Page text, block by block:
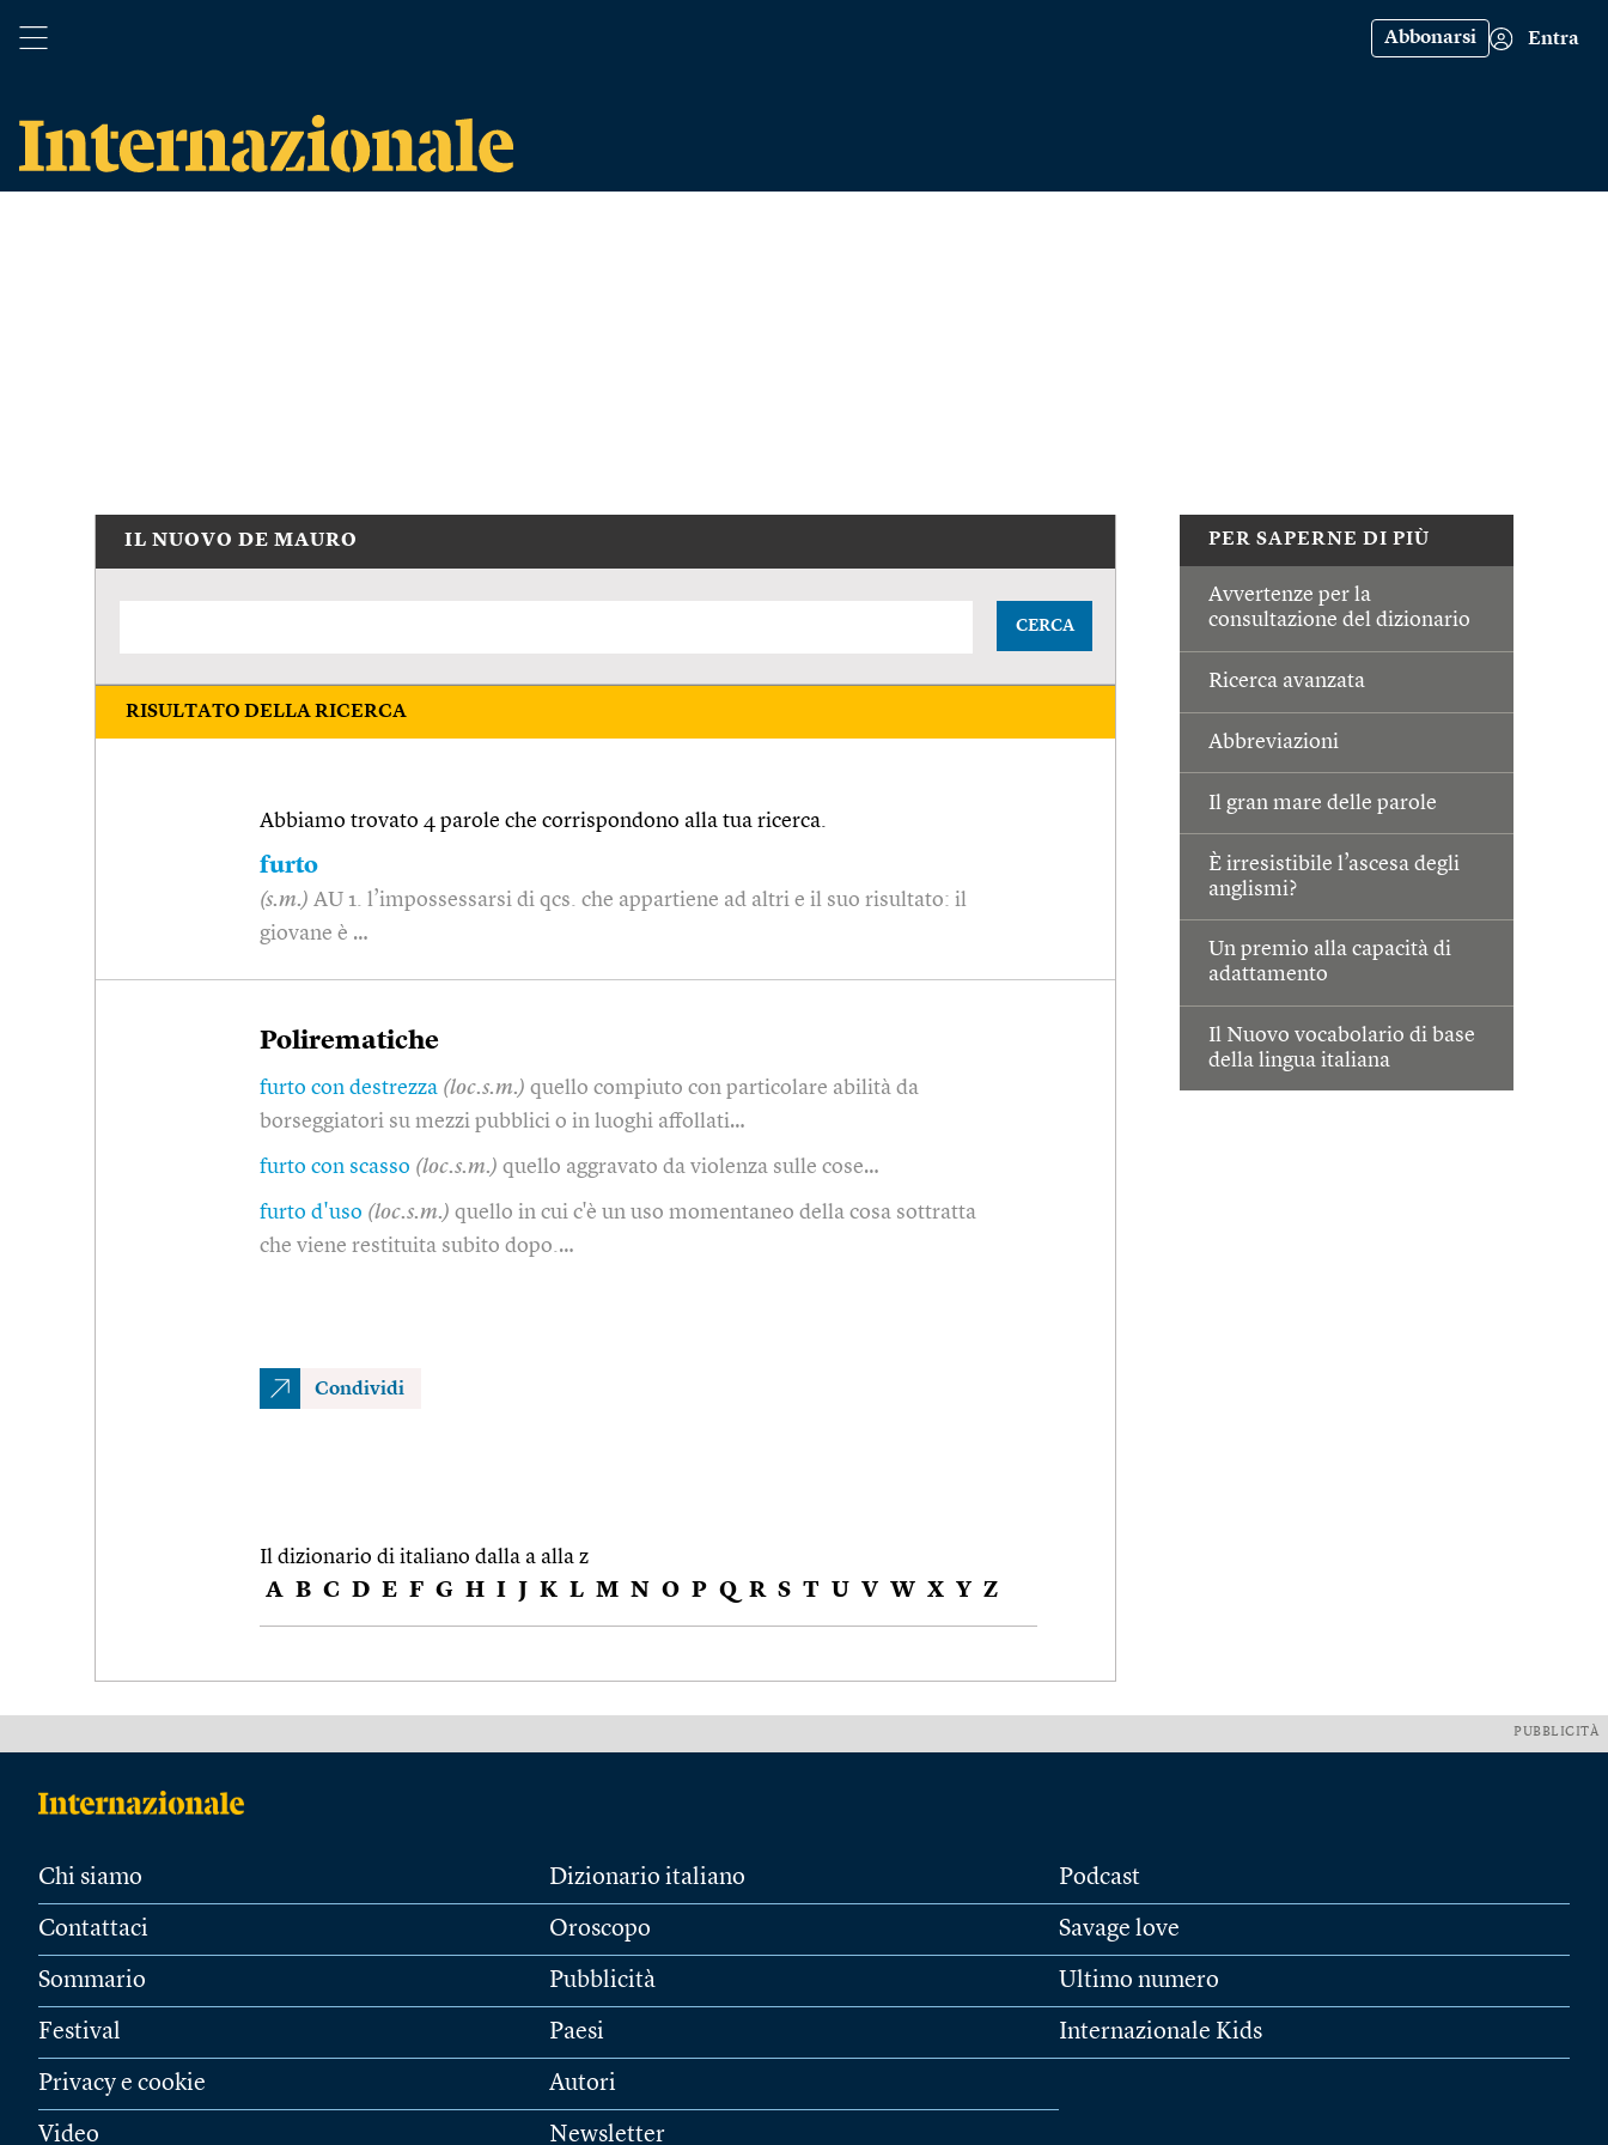
Abbonarsi Entra
PER SAPERNE DI PIÙ
Avvertenze per la
consultazione del dizionario
Ricerca avanzata
Abbreviazioni
Il gran mare delle parole
È irresistibile l’ascesa degli
anglismi?
Un premio alla capacità di
adattamento
Il Nuovo vocabolario di base
della lingua italiana
IL NUOVO DE MAURO
CERCA
RISULTATO DELLA RICERCA
Abbiamo trovato 4 parole che corrispondono alla tua ricerca.
furto
(s.m.) AU 1. l’impossessarsi di qcs. che appartiene ad altri e il suo risultato: il
giovane è …
Polirematiche
furto con destrezza (loc.s.m.) quello compiuto con particolare abilità da
borseggiatori su mezzi pubblici o in luoghi affollati…
furto con scasso (loc.s.m.) quello aggravato da violenza sulle cose…
furto d'uso (loc.s.m.) quello in cui c'è un uso momentaneo della cosa sottratta
che viene restituita subito dopo.…
Condividi
Il dizionario di italiano dalla a alla z
A B C D E F G H I J K L M N O P Q R S T U V W X Y Z
PUBBLICITÀ
Chi siamo
Contattaci
Sommario
Festival
Privacy e cookie
Video
Dizionario italiano
Oroscopo
Pubblicità
Paesi
Autori
Newsletter
Podcast
Savage love
Ultimo numero
Internazionale Kids